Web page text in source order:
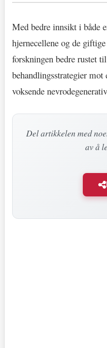
Med bedre innsikt i både
hjernecellene og de
forskningen bedre rustet
behandlingsstrategier mot
voksende
Del artikkelen med
av å